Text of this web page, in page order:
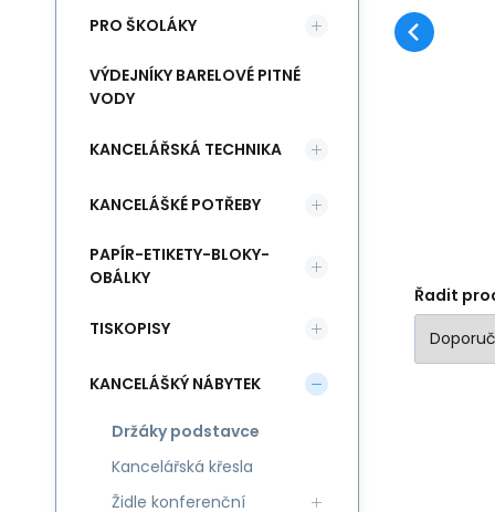
Řadit
PRO ŠKOLÁKY
VÝDEJNÍKY BARELOVÉ PITNÉ
VODY
KANCELÁŘSKÁ TECHNIKA
KANCELÁŠKÉ POTŘEBY
PAPÍR-ETIKETY-BLOKY-
OBÁLKY
TISKOPISY
KANCELÁŠKÝ NÁBYTEK
Držáky podstavce
Kancelářská křesla
Židle konferenční